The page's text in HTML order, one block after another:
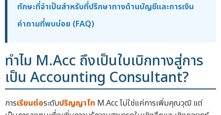
ทักษะที่จำเป็นสำหรับที่ปรึกษาทางด้านบัญชีและการเงิน
คำถามที่พบบ่อย (FAQ)
ทำไม M.Acc ถึงเป็นใบเบิกทางสู่การ
เป็น Accounting Consultant?
การเรียนต่อระดับปริญญาโท M.Acc ไม่ใช่แค่การเพิ่มคุณวุฒิ แต่